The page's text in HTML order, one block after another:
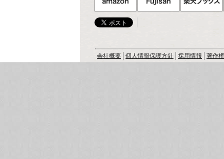
会社概要 個人情報保護方針 採用情報 著作